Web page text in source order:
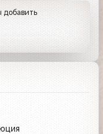
добавить